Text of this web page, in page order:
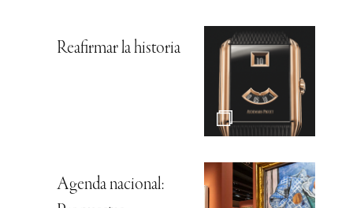
Reafirmar la historia
Agenda nacional: